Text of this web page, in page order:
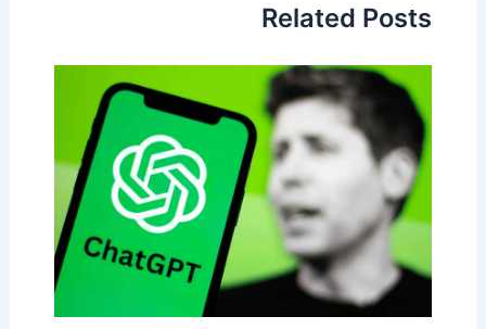
Related Posts